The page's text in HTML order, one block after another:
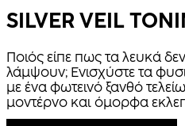
SILVER VEIL
Ποιός είπε πως τα λευκά
λάμψουν; Ενισχύστε τα
με ένα φωτεινό ξανθό
μοντέρνο και όμορφα